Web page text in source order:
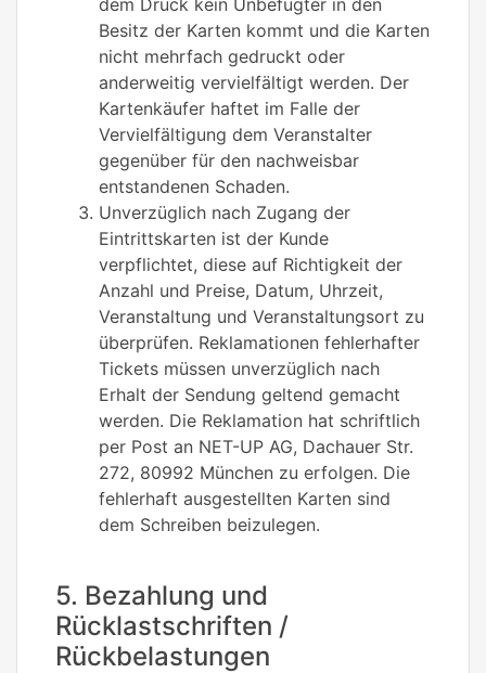
Besitz der Karten kommt und die Karten
nicht mehrfach gedruckt oder
anderweitig vervielfältigt werden. Der
Kartenkäufer haftet im Falle der
Vervielfältigung dem Veranstalter
gegenüber für den nachweisbar
entstandenen Schaden.
Unverzüglich nach Zugang der
Eintrittskarten ist der Kunde
verpflichtet, diese auf Richtigkeit der
Anzahl und Preise, Datum, Uhrzeit,
Veranstaltung und Veranstaltungsort zu
überprüfen. Reklamationen fehlerhafter
Tickets müssen unverzüglich nach
Erhalt der Sendung geltend gemacht
werden. Die Reklamation hat schriftlich
per Post an NET-UP AG, Dachauer Str.
272, 80992 München zu erfolgen. Die
fehlerhaft ausgestellten Karten sind
dem Schreiben beizulegen.
5. Bezahlung und
Rücklastschriften /
Rückbelastungen